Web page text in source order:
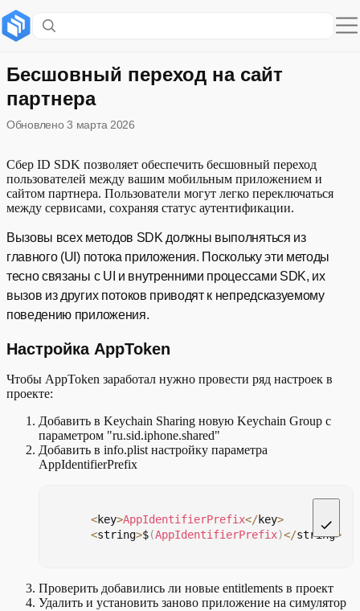
Настройка AppToken
Получение AppToken
Обновление AppToken
Переход на сайт партнера
Удаление AppToken
Типы ошибок и их обработка
Развернуть
Бесшовный переход на сайт
партнера
Обновлено 3 марта 2026
Сбер ID SDK позволяет обеспечить бесшовный переход
пользователей между вашим мобильным приложением и
сайтом партнера. Пользователи могут легко переключаться
между сервисами, сохраняя статус аутентификации.
Вызовы всех методов SDK должны выполняться из
главного (UI) потока приложения. Поскольку эти методы
тесно связаны с UI и внутренними процессами SDK, их
вызов из других потоков приводят к непредсказуемому
поведению приложения.
Настройка AppToken
Чтобы AppToken заработал нужно провести ряд настроек в
проекте:
Добавить в Keychain Sharing новую Keychain Group с
параметром "ru.sid.iphone.shared"
Добавить в info.plist настройку параметра
AppIdentifierPrefix
<key>AppIdentifierPrefix</key>
<string>$(AppIdentifierPrefix)</string>
Проверить добавились ли новые entitlements в проект
Удалить и установить заново приложение на симулятор